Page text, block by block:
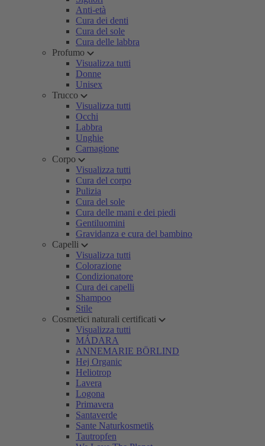
Anti-età
Cura dei denti
Cura del sole
Cura delle labbra
Profumo
Visualizza tutti
Donne
Unisex
Trucco
Visualizza tutti
Occhi
Labbra
Unghie
Carnagione
Corpo
Visualizza tutti
Cura del corpo
Pulizia
Cura del sole
Cura delle mani e dei piedi
Gentiluomini
Gravidanza e cura del bambino
Capelli
Visualizza tutti
Colorazione
Condizionatore
Cura dei capelli
Shampoo
Stile
Cosmetici naturali certificati
Visualizza tutti
MÁDARA
ANNEMARIE BÖRLIND
Hej Organic
Heliotrop
Lavera
Logona
Primavera
Santaverde
Sante Naturkosmetik
Tautropfen